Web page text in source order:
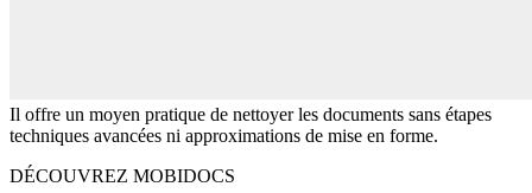
Il offre un moyen pratique de nettoyer les documents sans étapes
techniques avancées ni approximations de mise en forme.
DÉCOUVREZ MOBIDOCS